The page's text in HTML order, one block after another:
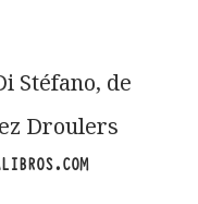
Stéfano, de
Droulers